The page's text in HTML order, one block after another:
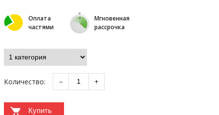
Оплата
частями
Мгновенная
рассрочка
Количество: − +
Купить